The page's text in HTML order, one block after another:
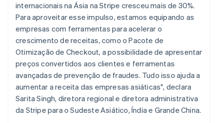
internacionais na Ásia na Stripe cresceu mais de 30%.
Para aproveitar esse impulso, estamos equipando as
empresas com ferramentas para acelerar o
crescimento de receitas, como o Pacote de
Otimização de Checkout, a possibilidade de apresentar
preços convertidos aos clientes e ferramentas
avançadas de prevenção de fraudes. Tudo isso ajuda a
aumentar a receita das empresas asiáticas", declara
Sarita Singh, diretora regional e diretora administrativa
da Stripe para o Sudeste Asiático, Índia e Grande China.